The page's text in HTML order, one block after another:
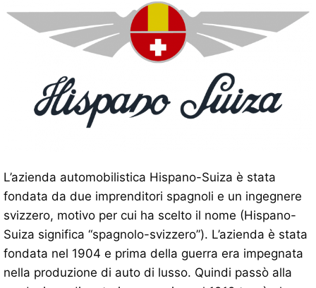
L’azienda automobilistica Hispano-Suiza è stata
fondata da due imprenditori spagnoli e un ingegnere
svizzero, motivo per cui ha scelto il nome (Hispano-
Suiza significa “spagnolo-svizzero”). L’azienda è stata
fondata nel 1904 e prima della guerra era impegnata
nella produzione di auto di lusso. Quindi passò alla